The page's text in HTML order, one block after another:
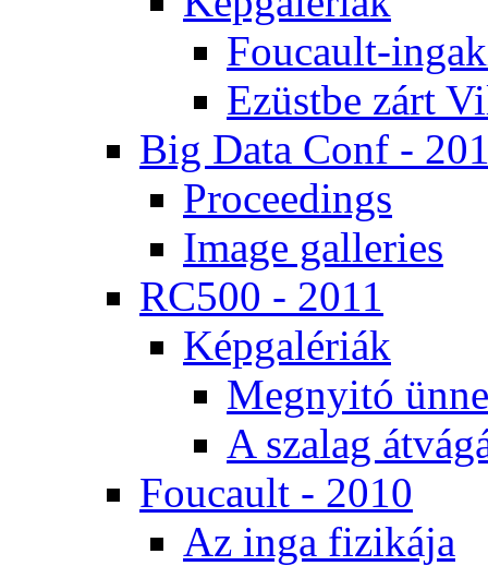
Fo­u­ca­ult-
Ezüst­be zárt
Big Da­ta Conf -
Pro­ce­e­dings
Image gal­le­ri­es
RC500 - 2011
Kép­ga­lé­ri­ák
Meg­nyi­tó
A sza­lag
Fo­u­ca­ult - 2010
Az in­ga fi­zi­ká­ja